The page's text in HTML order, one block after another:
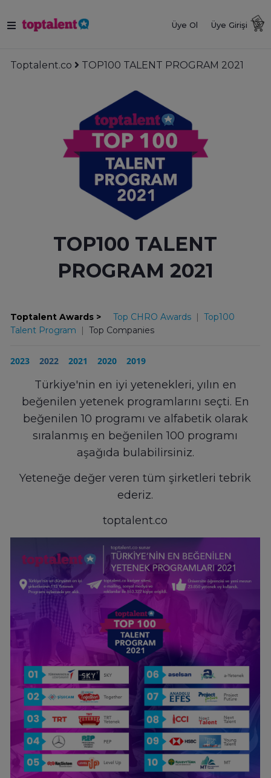
Üye Ol Üye Girişi
Toptalent.co TOP100 TALENT PROGRAM 2021
TOP100 TALENT
PROGRAM 2021
Toptalent Awards > Top CHRO Awards | Top100
Talent Program
| Top Companies
2023 2022 2021 2020 2019
Türkiye'nin en iyi yetenekleri, yılın en
beğenilen yetenek programlarını seçti. En
beğenilen 10 programı ve alfabetik olarak
sıralanmış en beğenilen 100 programı
aşağıda bulabilirsiniz.
Yeteneğe değer veren tüm şirketleri tebrik
ederiz.
toptalent.co